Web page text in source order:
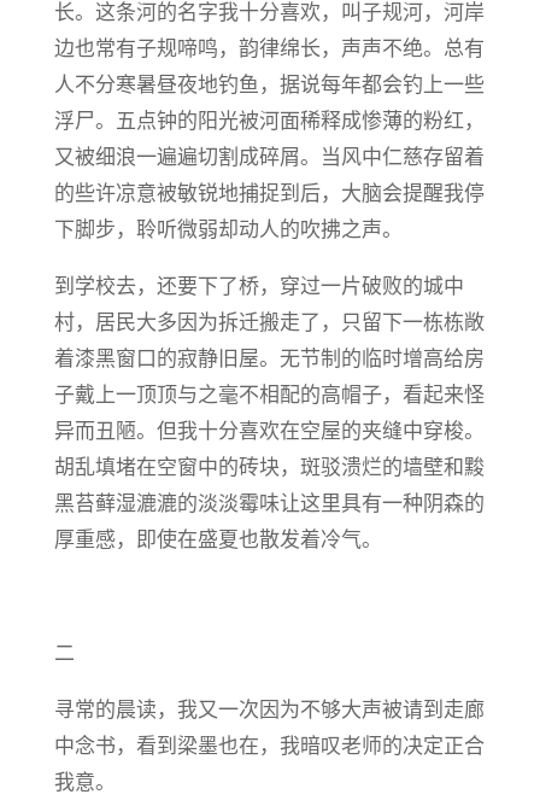
长。这条河的名字我十分喜欢，叫子规河，河岸
边也常有子规啼鸣，韵律绵长，声声不绝。总有
人不分寒暑昼夜地钓鱼，据说每年都会钓上一些
浮尸。五点钟的阳光被河面稀释成惨薄的粉红，
又被细浪一遍遍切割成碎屑。当风中仁慈存留着
的些许凉意被敏锐地捕捉到后，大脑会提醒我停
下脚步，聆听微弱却动人的吹拂之声。
到学校去，还要下了桥，穿过一片破败的城中
村，居民大多因为拆迁搬走了，只留下一栋栋敞
着漆黑窗口的寂静旧屋。无节制的临时增高给房
子戴上一顶顶与之毫不相配的高帽子，看起来怪
异而丑陋。但我十分喜欢在空屋的夹缝中穿梭。
胡乱填堵在空窗中的砖块，斑驳溃烂的墙壁和黢
黑苔藓湿漉漉的淡淡霉味让这里具有一种阴森的
厚重感，即使在盛夏也散发着冷气。
二
寻常的晨读，我又一次因为不够大声被请到走廊
中念书，看到梁墨也在，我暗叹老师的决定正合
我意。